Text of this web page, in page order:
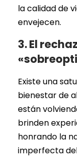
la calidad de
envejecen.
3. El
Existe una
bienestar de
están
brinden
honrando la
imperfecta